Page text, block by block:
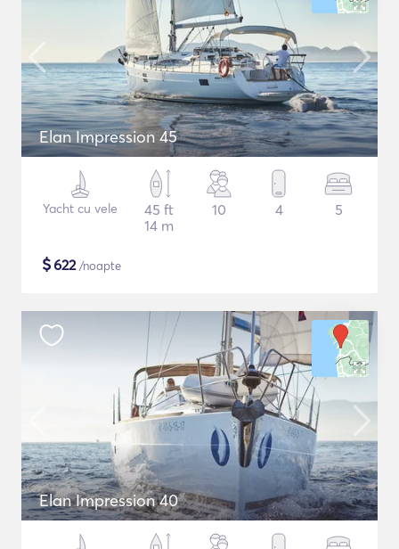
Elan Impression 45
Yacht cu vele
45 ft
14 m
10 4 5
$622/noapte
Elan Impression 40